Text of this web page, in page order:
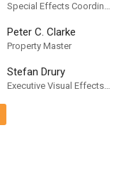
Special Effects Coordinator
Peter C. Clarke
Property Master
Stefan Drury
Executive Visual Effects Producer